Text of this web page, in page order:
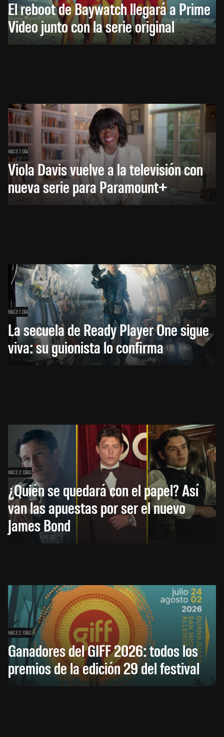
El reboot de Baywatch llegará a Prime
Video junto con la serie original
HACE 1 DÍA
Viola Davis vuelve a la televisión con
nueva serie para Paramount+
HACE 1 DÍA
La secuela de Ready Player One sigue
viva: su guionista lo confirma
HACE 2 DÍAS
¿Quién se quedará con el papel? Así
van las apuestas por ser el nuevo
James Bond
HACE 2 DÍAS
Ganadores del GIFF 2026: todos los
premios de la edición 29 del festival